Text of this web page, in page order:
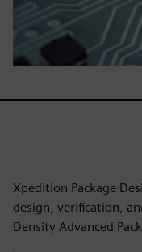
Xpedition Package
design, verification,
Density Advanced